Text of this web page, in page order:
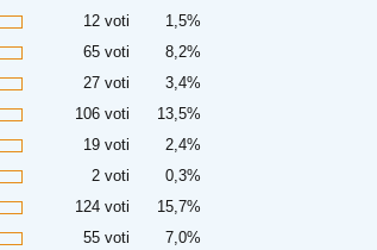
12 voti
1,5%
65 voti
8,2%
27 voti
3,4%
106 voti
13,5%
19 voti
2,4%
2 voti
0,3%
124 voti
15,7%
55 voti
7,0%